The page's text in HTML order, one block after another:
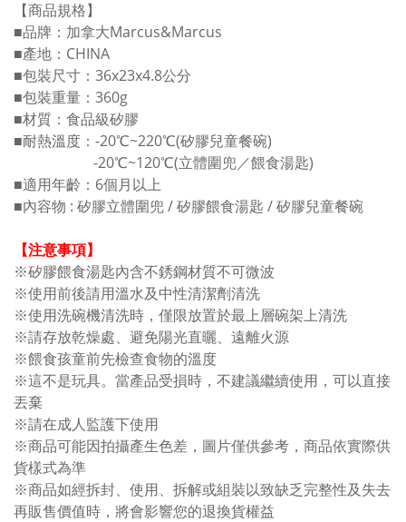
【商品規格】
■品牌：加拿大Marcus&Marcus
■產地：CHINA
■包裝尺寸：36x23x4.8公分
■包裝重量：360g
■材質：食品級矽膠
■耐熱溫度：-20℃~220℃(矽膠兒童餐碗)
-20℃~120℃(立體圍兜／餵食湯匙)
■適用年齡：6個月以上
■內容物 : 矽膠立體圍兜 / 矽膠餵食湯匙 / 矽膠兒童餐碗
【注意事項】
※矽膠餵食湯匙內含不銹鋼材質不可微波
※使用前後請用溫水及中性清潔劑清洗
※使用洗碗機清洗時，僅限放置於最上層碗架上清洗
※請存放乾燥處、避免陽光直曬、遠離火源
※餵食孩童前先檢查食物的溫度
※這不是玩具。當產品受損時，不建議繼續使用，可以直接
丟棄
※請在成人監護下使用
※商品可能因拍攝產生色差，圖片僅供參考，商品依實際供
貨樣式為準
※商品如經拆封、使用、拆解或組裝以致缺乏完整性及失去
再販售價值時，將會影響您的退換貨權益